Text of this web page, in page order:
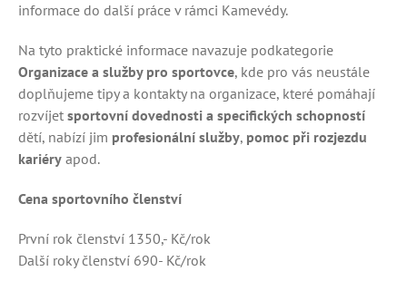
informace do další práce v rámci Kamevédy.
Na tyto praktické informace navazuje podkategorie
Organizace a služby pro sportovce, kde pro vás neustále
doplňujeme tipy a kontakty na organizace, které pomáhají
rozvíjet sportovní dovednosti a specifických schopností
dětí, nabízí jim profesionální služby, pomoc při rozjezdu
kariéry apod.
Cena sportovního členství
První rok členství 1350,- Kč/rok
Další roky členství 690- Kč/rok